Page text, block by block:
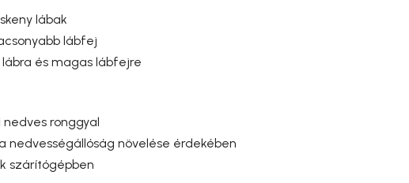
lábak
lábfej
lábra és magas lábfejre
ronggyal
nedvességállóság növelése érdekében
szárítógépben